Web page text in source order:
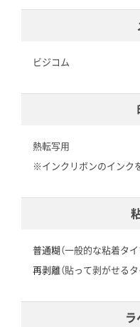
ビジコム
熱転写用
※インクリボンのインク
普通糊 （一般的な粘着タイ
再剥離（貼って剥がせるタ
ラ